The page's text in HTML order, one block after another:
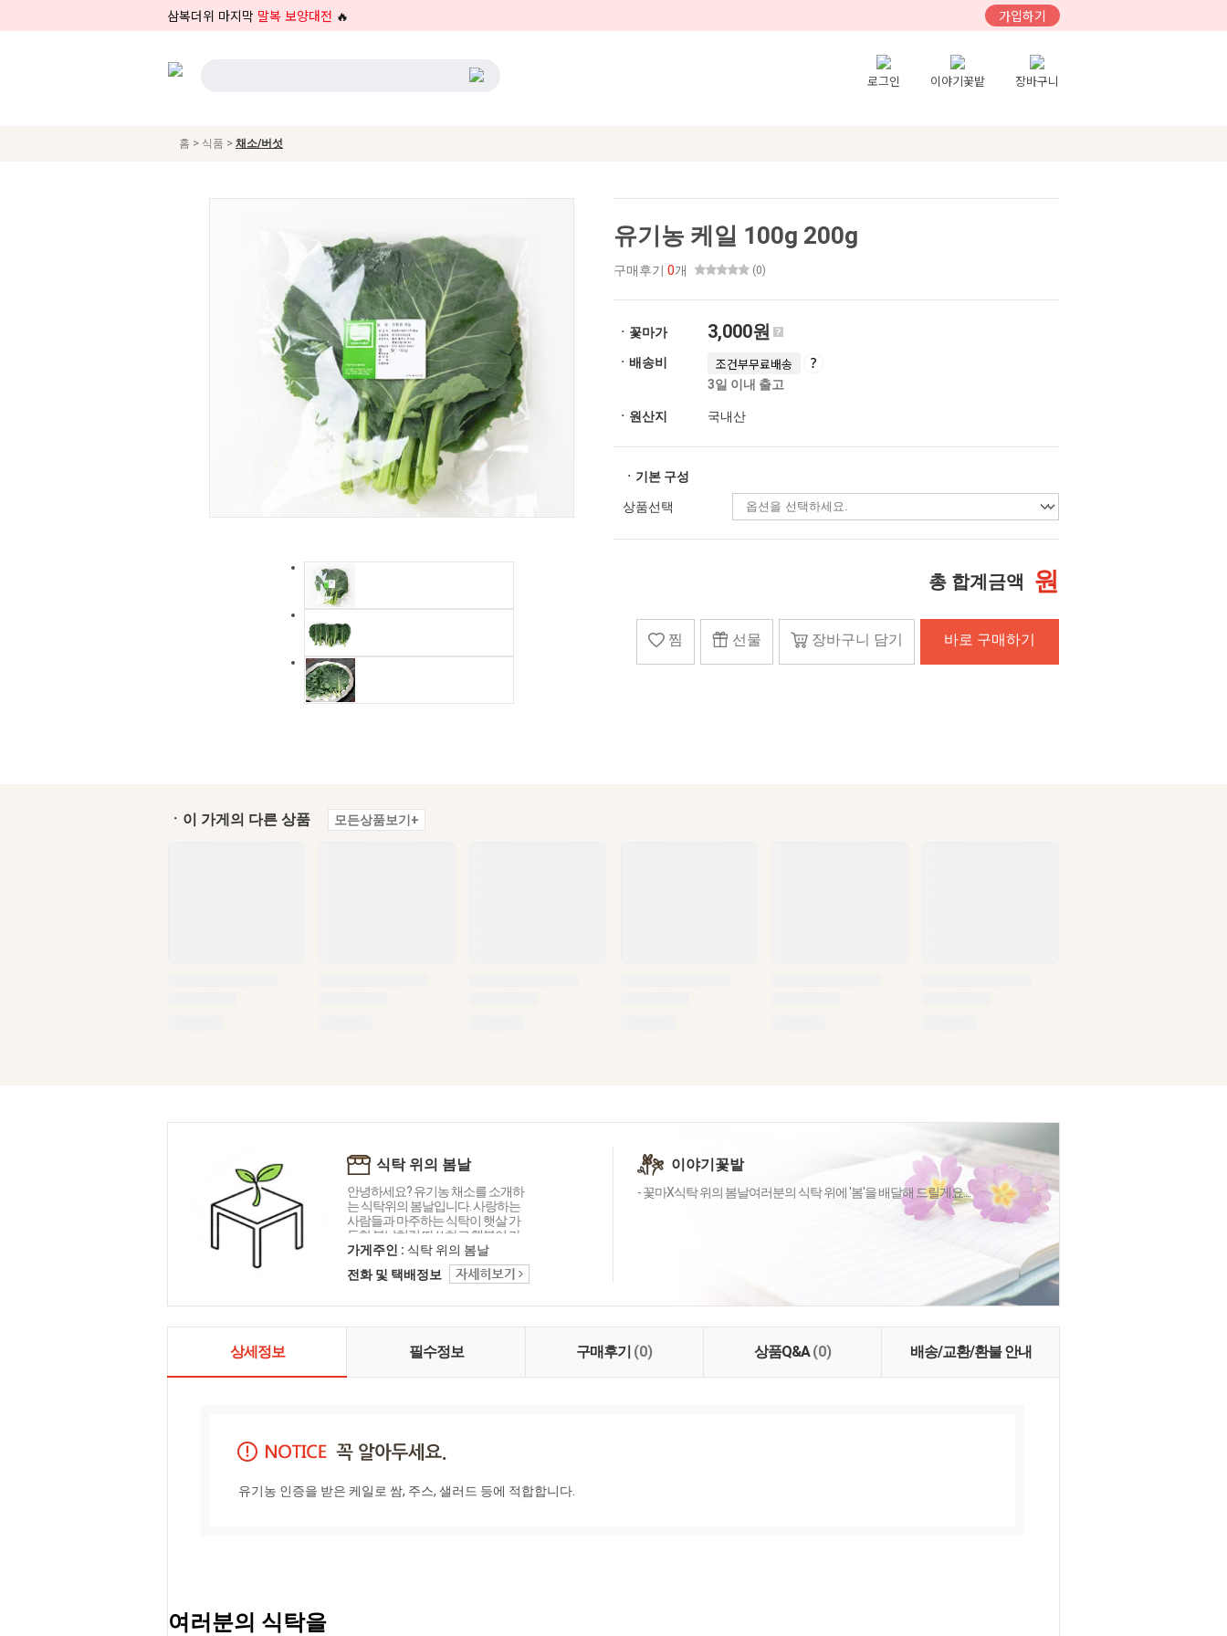
삼복더위 마지막 말복 보양대전 🔥 가입하기
로그인 이야기꽃밭 장바구니
홈 > 식품 > 채소/버섯
유기농 케일 100g 200g
구매후기 0개 (0)
ㆍ꽃마가 3,000원
ㆍ배송비 조건부무료배송
3일 이내 출고
ㆍ원산지 국내산
ㆍ기본 구성
상품선택
총 합계금액 원
찜 선물 장바구니 담기 바로 구매하기
ㆍ이 가게의 다른 상품 모든상품보기+
식탁 위의 봄날
안녕하세요? 유기농 채소를 소개하
는 식탁위의 봄날입니다. 사랑하는
사람들과 마주하는 식탁이 햇살 가
득한 봄날처럼 따쓰하고 행복이 가
득하길 바라는 마음으로 건강한 채
가게주인 : 식탁 위의 봄날
전화 및 택배정보
이야기꽃밭
- 꽃마X식탁 위의 봄날여러분의 식탁 위에 '봄'을 배달해 드릴게요....
상세정보 필수정보 구매후기 (0) 상품Q&A(0) 배송/교환/환불 안내
유기농 인증을 받은 케일로 쌈, 주스, 샐러드 등에 적합합니다.
여러분의 식탁을